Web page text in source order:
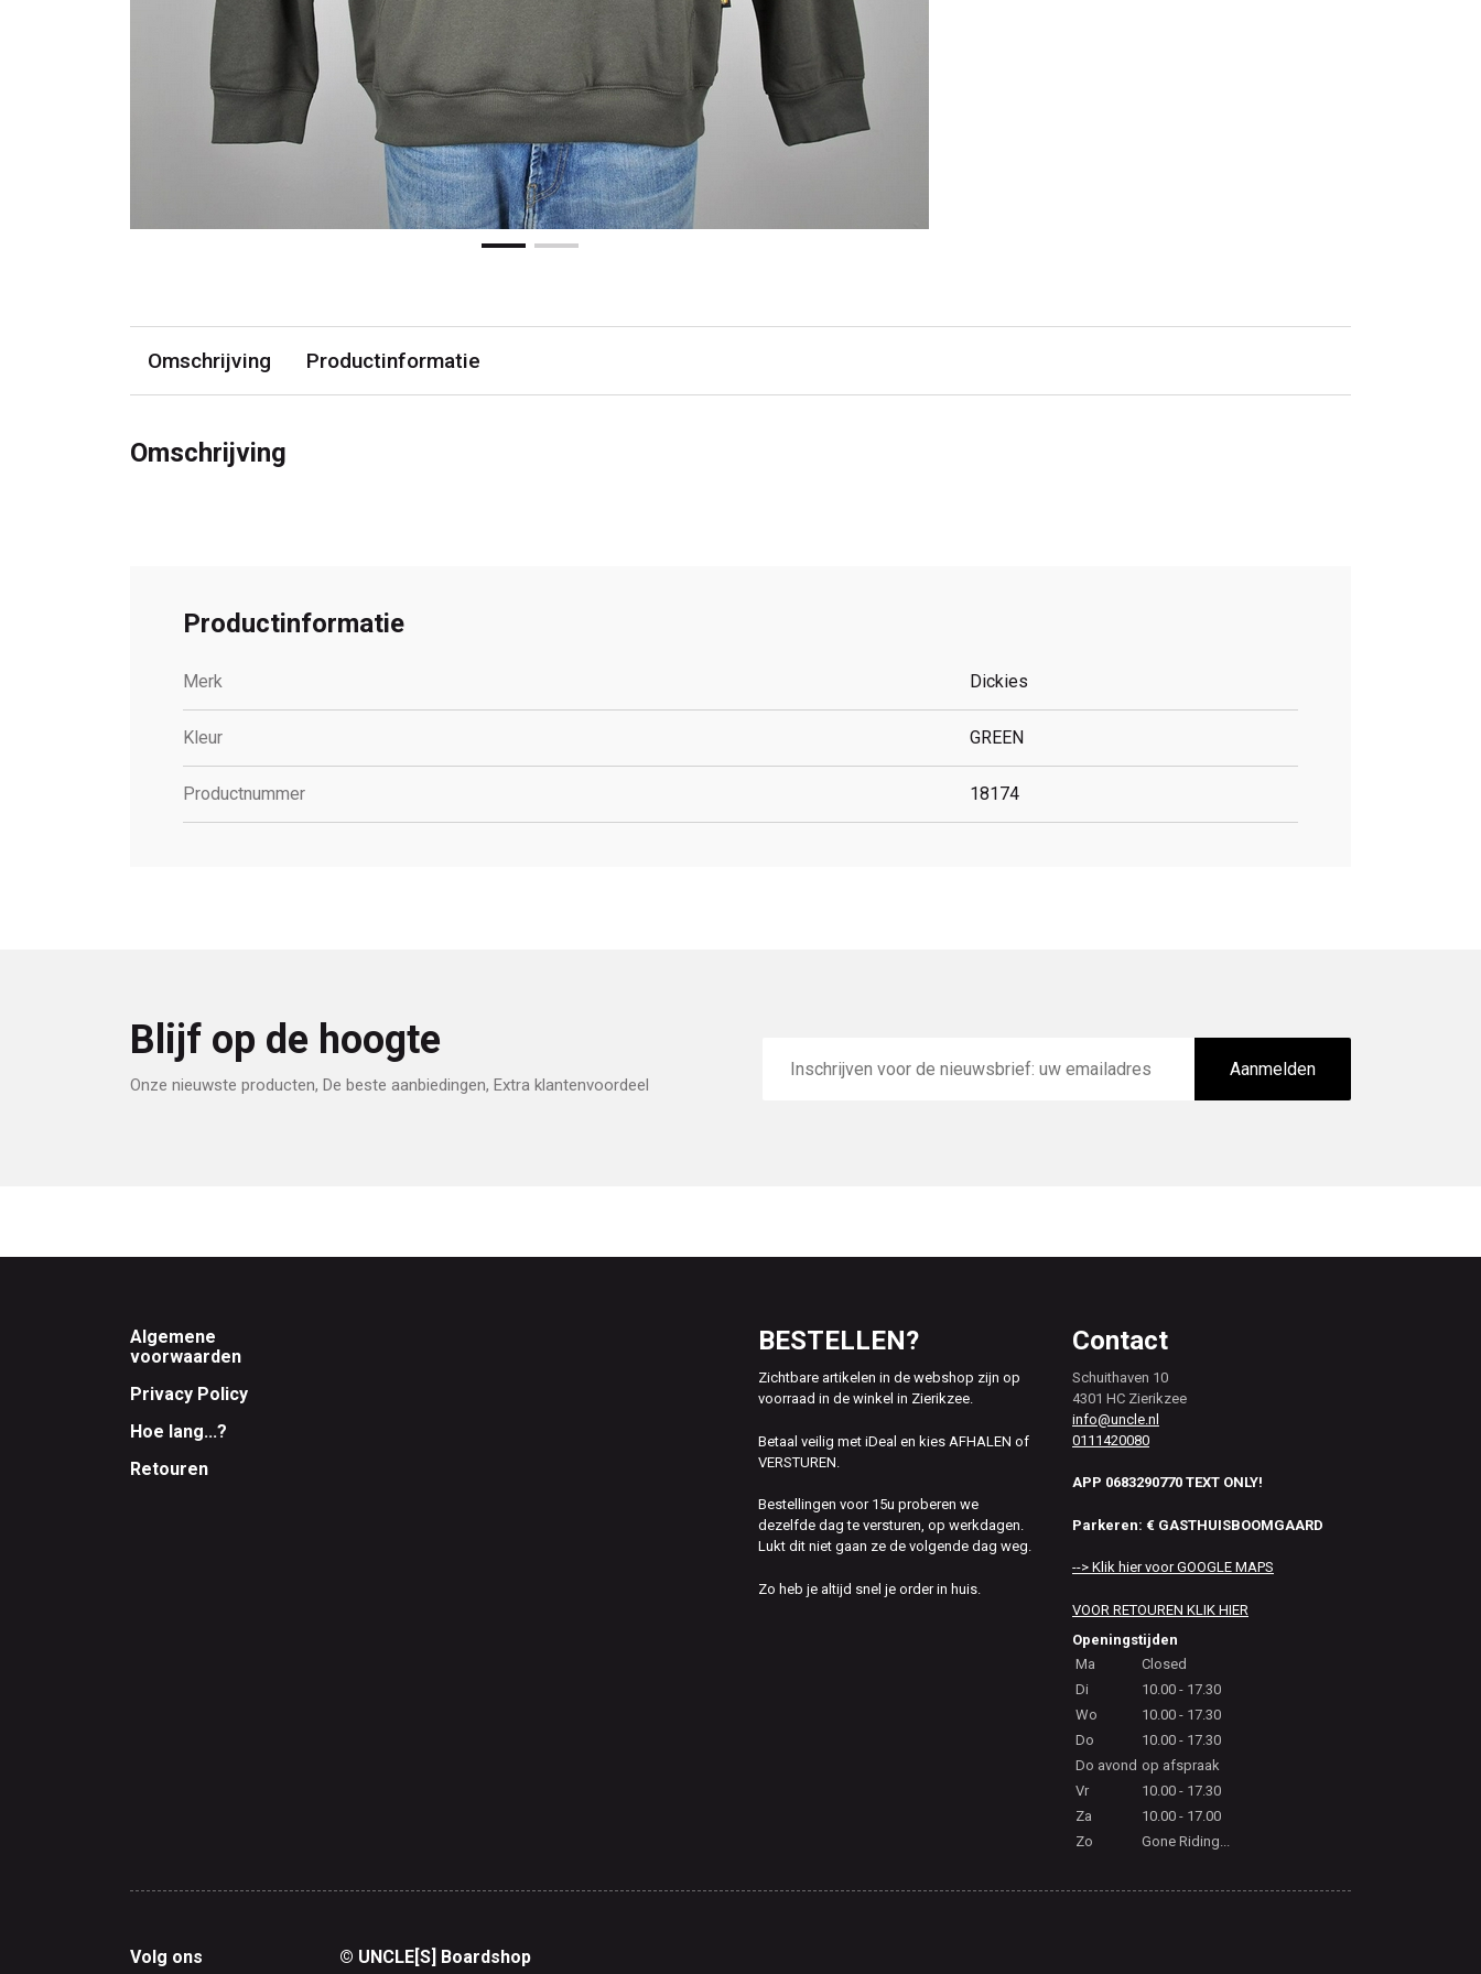
Omschrijving Productinformatie
Omschrijving
Productinformatie
Merk Dickies
Kleur GREEN
Productnummer 18174
Blijf op de hoogte
Onze nieuwste producten, De beste aanbiedingen, Extra klantenvoordeel
mailadres
Aanmelden
Footer
Algemene
voorwaarden
Privacy Policy
Hoe lang...?
Retouren
BESTELLEN?
Zichtbare artikelen in de webshop zijn op
voorraad in de winkel in Zierikzee.
Betaal veilig met iDeal en kies AFHALEN of
VERSTUREN.
Bestellingen voor 15u proberen we
dezelfde dag te versturen, op werkdagen.
Lukt dit niet gaan ze de volgende dag weg.
Zo heb je altijd snel je order in huis.
Contact
Schuithaven 10
4301 HC Zierikzee
info@uncle.nl
0111420080
APP 0683290770 TEXT ONLY!
Parkeren: € GASTHUISBOOMGAARD
--> Klik hier voor GOOGLE MAPS
VOOR RETOUREN KLIK HIER
Openingstijden
Ma
Closed
Di
10.00 - 17.30
Wo
10.00 - 17.30
Do
10.00 - 17.30
Do avond op afspraak
Vr
10.00 - 17.30
Za
10.00 - 17.00
Zo
Gone Riding...
Volg ons © UNCLE[S] Boardshop